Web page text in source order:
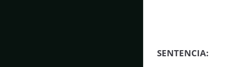
SENTENCIA: